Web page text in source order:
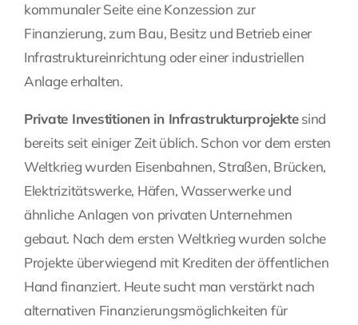
kommunaler Seite eine Konzession zur
Finanzierung, zum Bau, Besitz und Betrieb einer
Infrastruktureinrichtung oder einer industriellen
Anlage erhalten.
Private Investitionen in Infrastrukturprojektesind
bereits seit einiger Zeit üblich. Schon vor dem ersten
Weltkrieg wurden Eisenbahnen, Straßen, Brücken,
Elektrizitätswerke, Häfen, Wasserwerke und
ähnliche Anlagen von privaten Unternehmen
gebaut. Nach dem ersten Weltkrieg wurden solche
Projekte überwiegend mit Krediten der öffentlichen
Hand finanziert. Heute sucht man verstärkt nach
alternativen Finanzierungsmöglichkeiten für